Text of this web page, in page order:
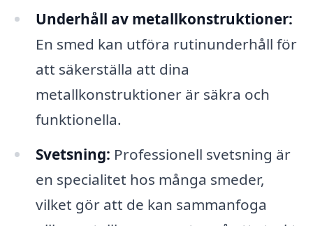
Underhåll av metallkonstruktioner:
En smed kan utföra rutinunderhåll för
att säkerställa att dina
metallkonstruktioner är säkra och
funktionella.
Svetsning: Professionell svetsning är
en specialitet hos många smeder,
vilket gör att de kan sammanfoga